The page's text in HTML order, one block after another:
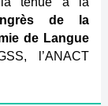
de la
de Langue
l’ANACT